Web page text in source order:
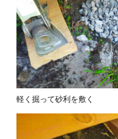
軽く掘って砂利を敷く